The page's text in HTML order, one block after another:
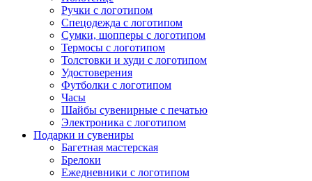
Ручки с логотипом
Спецодежда с логотипом
Сумки, шопперы с логотипом
Термосы с логотипом
Толстовки и худи с логотипом
Удостоверения
Футболки с логотипом
Часы
Шайбы сувенирные с печатью
Электроника с логотипом
Подарки и сувениры
Багетная мастерская
Брелоки
Ежедневники с логотипом